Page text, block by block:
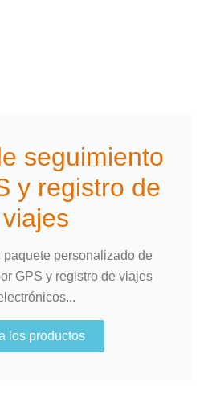
seguimiento
y registro de
viajes
personalizado de
GPS y registro de viajes
a los productos